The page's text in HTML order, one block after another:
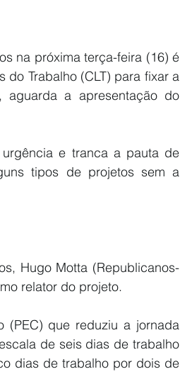
na próxima terça-feira (16) é
do Trabalho (CLT) para fixar a
aguarda a apresentação do
e tranca a pauta de
tipos de projetos sem a
Hugo Motta (Republicanos-
relator do projeto.
(PEC) que reduziu a jornada
de seis dias de trabalho
dias de trabalho por dois de